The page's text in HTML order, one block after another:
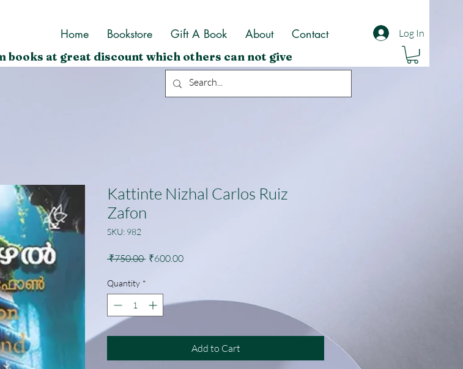
Home Bookstore Gift A Book About Contact Log In
books at great discount which others can not give
Kattinte Nizhal Carlos Ruiz
Zafon
SKU: 982
₹750.00 Regular
₹600.00Sale
Quantity *
Add to Cart